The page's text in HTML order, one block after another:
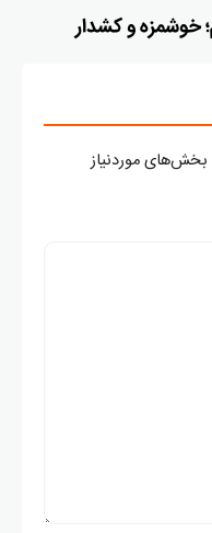
خوشمزه و کشدار
بخش‌های موردنیاز